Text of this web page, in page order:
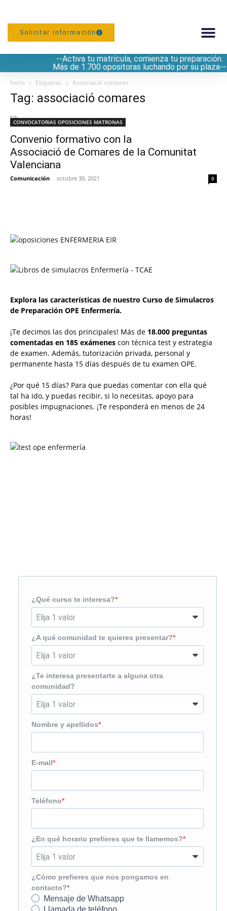
Solicitar información
--Activa tu matrícula, comienza tu preparación.
Más de 1.700 opositoras luchando por su plaza--
Inicio Etiquetas Associació comares
Tag: associació comares
CONVOCATORIAS OPOSICIONES MATRONAS
Convenio formativo con la
Associació de Comares de la Comunitat
Valenciana
Comunicación - octubre 30, 2021 0
Explora las características de nuestro Curso de Simulacros
de Preparación OPE Enfermería.
¡Te decimos las dos principales! Más de 18.000 preguntas
comentadas en 185 exámenes con técnica test y estrategia
de examen. Además, tutorización privada, personal y
permanente hasta 15 días después de tu examen OPE.
¿Por qué 15 días? Para que puedas comentar con ella qué
tal ha ido, y puedas recibir, si lo necesitas, apoyo para
posibles impugnaciones. ¡Te responderá en menos de 24
horas!
¿Qué curso te interesa?
¿A qué comunidad te quieres presentar?
¿Te interesa presentarte a alguna otra
comunidad?
Nombre y apellidos
E-mail
Teléfono
¿En qué horario prefieres que te llamemos?
¿Cómo prefieres que nos pongamos en
contacto?
Mensaje de Whatsapp
Llamada de teléfono